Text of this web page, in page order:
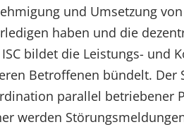
und Umsetzung
haben und die
ISC bildet die Leistungs- und
Betroffenen bündelt. Der
parallel betriebener
werden